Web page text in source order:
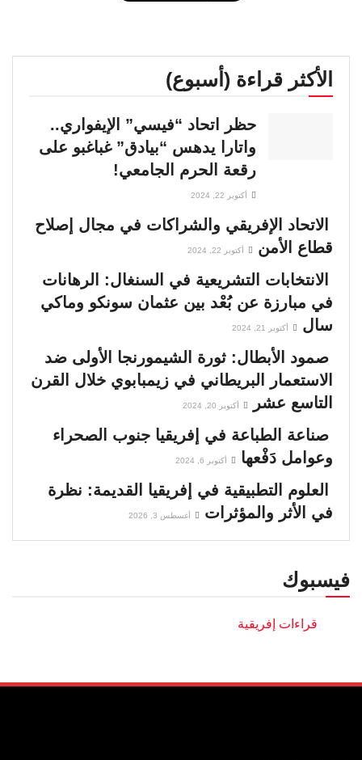
الأكثر قراءة (أسبوع)
حظر اتحاد “فيسي” الإيفواري..
واتارا يدهس “بيادق” غباغبو على
رقعة الحرم الجامعي!
أكتوبر 22, 2024
الاتحاد الإفريقي والشراكات في مجال إصلاح
قطاع الأمن
أكتوبر 22, 2024
الانتخابات التشريعية في السنغال: الرهانات
في مبارزة عن بُعْد بين عثمان سونكو وماكي
سال
أكتوبر 21, 2024
صمود الأبطال: ثورة الشيمورنجا الأولى ضد
الاستعمار البريطاني في زيمبابوي خلال القرن
التاسع عشر
أكتوبر 20, 2024
صناعة الطباعة في إفريقيا جنوب الصحراء
وعوامل دَفْعها
أكتوبر 6, 2024
العلوم التطبيقية في إفريقيا القديمة: نظرة
في الأثر والمؤثرات
أغسطس 3, 2026
فيسبوك